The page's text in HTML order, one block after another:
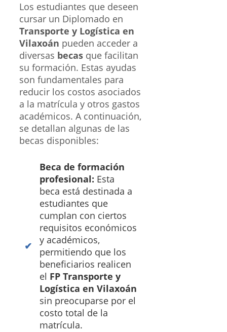
Los estudiantes que deseen
cursar un Diplomado en
Transporte y Logística en
Vilaxoán pueden acceder a
diversas becas que facilitan
su formación. Estas ayudas
son fundamentales para
reducir los costos asociados
a la matrícula y otros gastos
académicos. A continuación,
se detallan algunas de las
becas disponibles:
Beca de formación
profesional: Esta
beca está destinada a
estudiantes que
cumplan con ciertos
requisitos económicos
y académicos,
permitiendo que los
beneficiarios realicen
el FP Transporte y
Logística en Vilaxoán
sin preocuparse por el
costo total de la
matrícula.